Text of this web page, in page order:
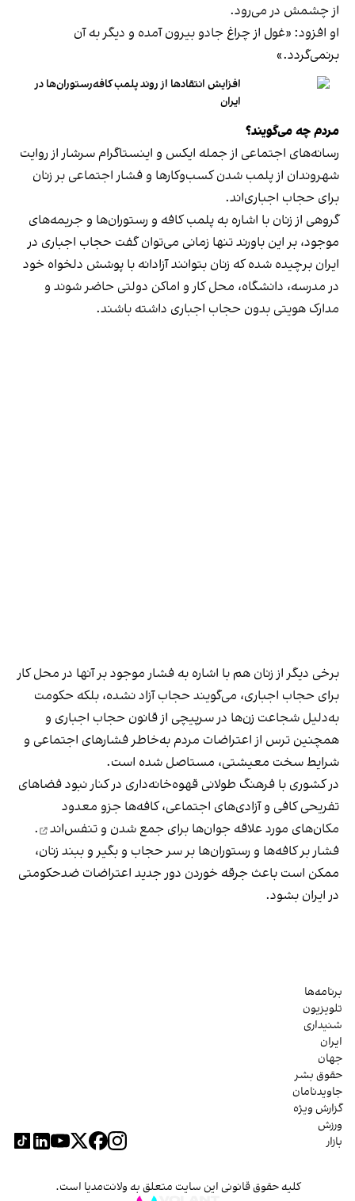
از چشمش در می‌رود.
او افزود: «غول از چراغ جادو بیرون آمده و دیگر به آن
برنمی‎‌گردد.»
افزایش انتقادها از روند پلمب کافه‌رستوران‌ها در
ایران
مردم چه می‌گویند؟
رسانه‎‌های اجتماعی از جمله ایکس و اینستاگرام سرشار از روایت
شهروندان از پلمب شدن کسب‌وکارها و فشار اجتماعی بر زنان
برای حجاب اجباری‌اند.
گروهی از زنان با اشاره به پلمب کافه و رستوران‌ها و جریمه‌های
موجود، بر این باورند تنها زمانی می‌توان گفت حجاب اجباری در
ایران برچیده شده که زنان بتوانند آزادانه با پوشش دلخواه خود
در مدرسه، دانشگاه، محل کار و اماکن دولتی حاضر شوند و
مدارک هویتی بدون حجاب اجباری داشته باشند.
برخی دیگر از زنان هم با اشاره به فشار موجود بر آنها در محل کار
برای حجاب اجباری، می‌گویند حجاب آزاد نشده، بلکه حکومت
به‌دلیل شجاعت زن‌ها در سرپیچی از قانون حجاب اجباری و
همچنین ترس از اعتراضات مردم به‌خاطر فشارهای اجتماعی و
شرایط سخت معیشتی، مستاصل شده است.
در کشوری با فرهنگ طولانی قهوه‌‌خانه‌داری در کنار نبود فضاهای
تفریحی کافی و آزادی‌های اجتماعی، کافه‌ها جزو معدود
مکان‌های مورد علاقه جوان‌ها برای جمع شدن و تنفس‌اند
.
فشار بر کافه‌ها و رستوران‌ها بر سر حجاب و بگیر و ببند زنان،
ممکن است باعث جرقه خوردن دور جدید اعتراضات ضدحکومتی
در ایران بشود.
برنامه‌ها
تلویزیون
شنیداری
ایران
جهان
حقوق بشر
جاویدنامان
گزارش ویژه
ورزش
بازار
کلیه حقوق قانونی این سایت متعلق به ولانت‌مدیا است.